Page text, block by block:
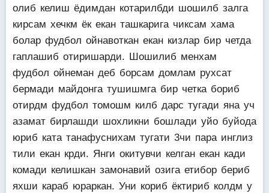
олиб келиш ёдимдан котарилбди шошилб залга
кирсам хечкм ёк екан ташкарига чиксам хама
болар фудбол ойнавоткан екан кизлар бир четда
гаплашиб отиришарди. Шошилиб менхам
фудбол ойнеман деб борсам домлам рухсат
бермади майдонга тушишмга бир четка бориб
отирдм фудбол томошм килб дарс тугади яна уч
азамат бирлашди шохликни бошлади уйо буйода
юриб ката танафуснихам тугати 3чи пара инглиз
тили екан крди. Янги окитувчи келган екан кади
комади келишкан замонавий озига етибор бериб
яхши караб юраркан. Уни кориб ёктириб колдм у